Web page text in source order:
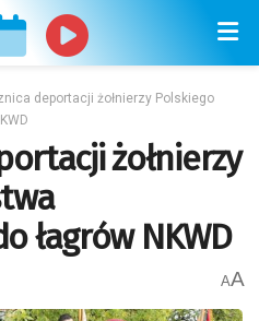
deportacji żołnierzy Polskiego
żołnierzy
łagrów NKWD
AA